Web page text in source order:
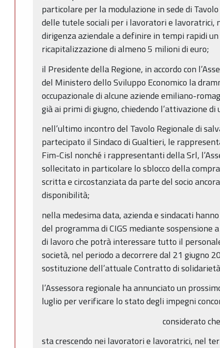
particolare per la modulazione in sede di
delle tutele sociali per i lavoratori e lavoratrici,
dirigenza aziendale a definire in tempi rapidi
ricapitalizzazione di almeno 5 milioni di euro;
il Presidente della Regione, in accordo con
del Ministero dello Sviluppo Economico la
occupazionale di alcune aziende emiliano-
già ai primi di giugno, chiedendo l’attivazione
nell’ultimo incontro del Tavolo Regionale di
partecipato il Sindaco di Gualtieri, le
Fim-Cisl nonché i rappresentanti della Srl,
sollecitato in particolare lo sblocco della
scritta e circostanziata da parte del socio
disponibilità;
nella medesima data, azienda e sindacati
del programma di CIGS mediante sospensione
di lavoro che potrà interessare tutto il
società, nel periodo a decorrere dal 21 giugno
sostituzione dell’attuale Contratto di
l’Assessora regionale ha annunciato un
luglio per verificare lo stato degli impegni
considerato che
sta crescendo nei lavoratori e lavoratrici, nel